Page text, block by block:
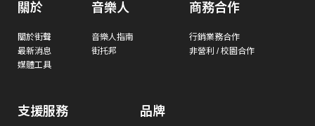
關於
關於街聲
最新消息
媒體工具
音樂人
音樂人指南
街托邦
商務合作
行銷業務合作
非營利 / 校園合作
支援服務 品牌